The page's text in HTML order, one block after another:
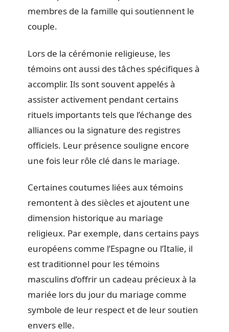
membres de la famille qui soutiennent le
couple.
Lors de la cérémonie religieuse, les
témoins ont aussi des tâches spécifiques à
accomplir. Ils sont souvent appelés à
assister activement pendant certains
rituels importants tels que l’échange des
alliances ou la signature des registres
officiels. Leur présence souligne encore
une fois leur rôle clé dans le mariage.
Certaines coutumes liées aux témoins
remontent à des siècles et ajoutent une
dimension historique au mariage
religieux. Par exemple, dans certains pays
européens comme l’Espagne ou l’Italie, il
est traditionnel pour les témoins
masculins d’offrir un cadeau précieux à la
mariée lors du jour du mariage comme
symbole de leur respect et de leur soutien
envers elle.